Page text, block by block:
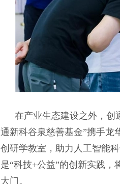
在产业生态建设之外，创
通新科谷泉慈善基金”携手龙
创研学教室，助力人工智能
是“科技+公益”的创新实践，
大门。